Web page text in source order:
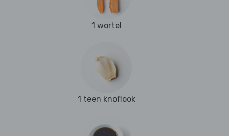
1 wortel
1 teen knoflook